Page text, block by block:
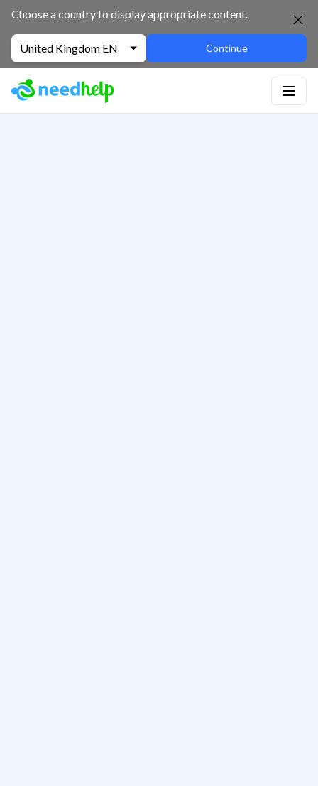
Choose a country to display appropriate content.
United Kingdom EN Continue